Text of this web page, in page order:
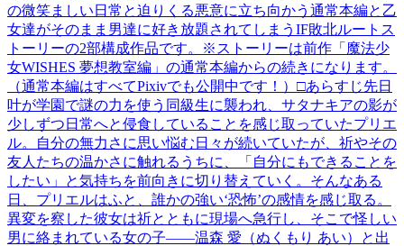
の微笑ましい日常と迫りくる悪意に立ち向かう通常本編と乙
女達がそのまま男達に好き放題されてしまうIF敗北ルートス
トーリーの2部構成作品です。※ストーリーは前作「魔法少
女WISHES 夢想教室編」の通常本編からの続きになります。
（通常本編はすべてPixivでも公開中です！）□あらすじ先日
叶が学園で謎の力を使う同級生に襲われ、サタナキアの影が
少しずつ日常へと侵食していることを感じ取っていたプリエ
ル。自分の無力さに思い悩む日々が続いていたが、祈やその
友人たちの温かさに触れるうちに、「自分にもできることを
したい」と気持ちを前向きに切り替えていく。そんなある
日、プリエルはふと、誰かの強い‘恐怖’の感情を感じ取る。
異変を察した彼女は祈とともに現場へ急行し、そこで怪しい
男に絡まれている女の子――温森 愛（ぬくもり あい）と出